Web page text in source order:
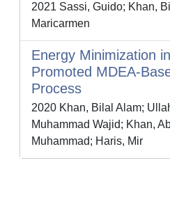
2021 Sassi, Guido; Khan,
Maricarmen
Energy Minimization
Promoted MDEA-
Process
2020 Khan, Bilal Alam;
Muhammad Wajid; Khan,
Muhammad; Haris, Mir